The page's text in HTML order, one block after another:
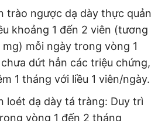
trào ngược dạ dày thực quản
khoảng 1 đến 2 viên (tương
mỗi ngày trong vòng 1
dứt hẳn các triệu chứng,
1 tháng với liều 1 viên/ngày.
loét dạ dày tá tràng: Duy trì
vòng 1 đến 2 tháng